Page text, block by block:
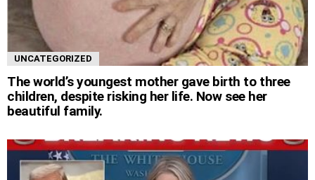
UNCATEGORIZED
The world’s youngest mother gave birth to three
children, despite risking her life. Now see her
beautiful family.